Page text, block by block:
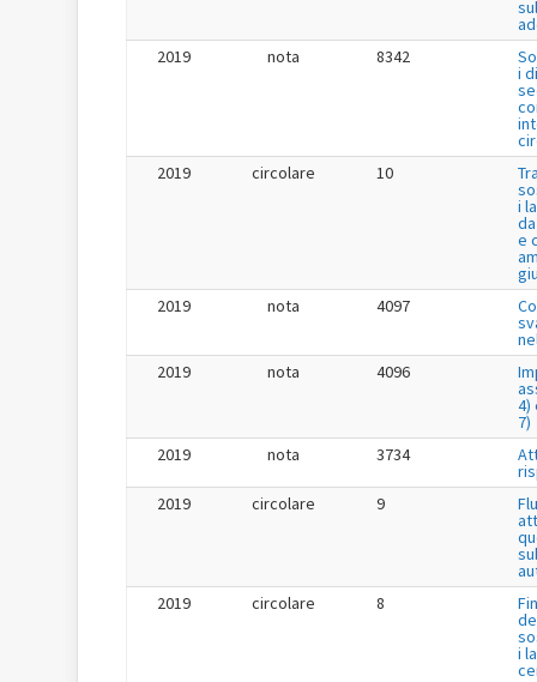
2019
nota 8342
i
2019
circolare 10
i
e
2019
nota 4097
2019
nota 4096
4)
7)
2019
nota 3734
2019
circolare 9
2019
circolare 8
i